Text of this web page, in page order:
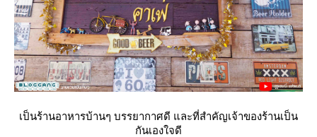
เป็นร้านอาหารบ้านๆ บรรยากาศดี และที่สำคัญเจ้าของร้านเป็น
กันเองใจดี